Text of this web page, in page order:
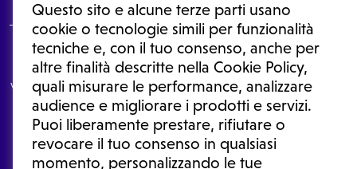
Questo sito e alcune terze parti usano
cookie o tecnologie simili per funzionalità
tecniche e, con il tuo consenso, anche per
altre finalità descritte nella Cookie Policy,
quali misurare le performance, analizzare
audience e migliorare i prodotti e servizi.
Puoi liberamente prestare, rifiutare o
revocare il tuo consenso in qualsiasi
momento, personalizzando le tue
Le informazioni proposte in questo sito non sono un consulto medico.
In nessun caso, queste informazioni sostituiscono un consulto, una
visita o una diagnosi formulata dal medico. Non si devono considerare
le informazioni disponibili come suggerimenti per la formulazione di
una diagnosi, la determinazione di un trattamento o l'assunzione o
sospensione di un farmaco senza prima consultare un medico di
medicina generale o uno specialista.
Condizioni di utilizzo|Privacy Policy |Gestione cookie